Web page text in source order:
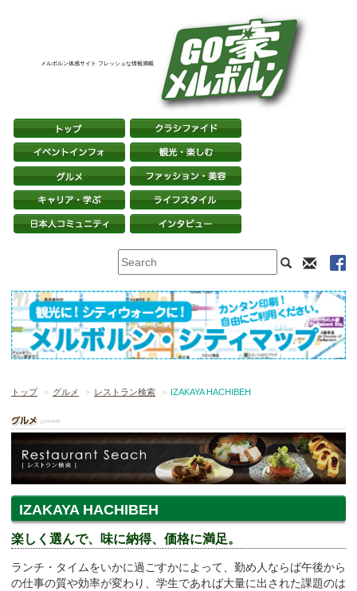
メルボルン体感サイト フレッシュな情報満載
トップ グルメ レストラン検索 IZAKAYA HACHIBEH
IZAKAYA HACHIBEH
楽しく選んで、味に納得、価格に満足。
ランチ・タイムをいかに過ごすかによって、勤め人ならば午後から
の仕事の質や効率が変わり、学生であれば大量に出された課題のは